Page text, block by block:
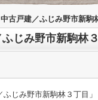
中古戸建／ふじみ野市新駒
じみ野市新駒林
ふじみ野市新駒林３丁目